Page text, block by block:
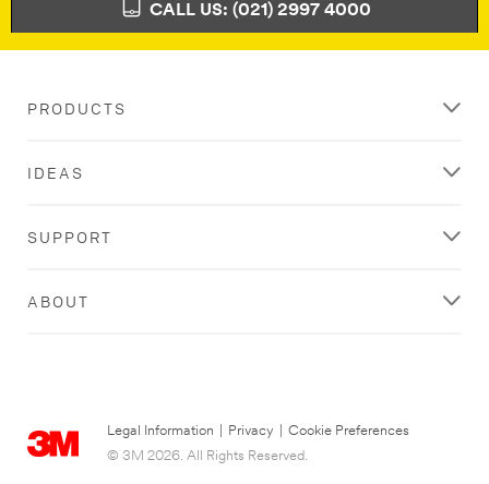
CALL US: (021) 2997 4000
PRODUCTS
IDEAS
SUPPORT
ABOUT
Legal Information Privacy
Cookie Preferences
© 3M 2026. All Rights Reserved.